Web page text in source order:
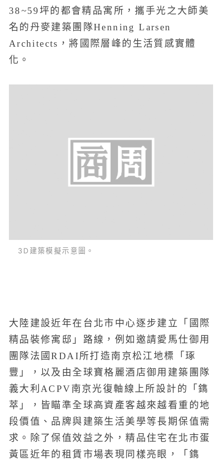
38~59坪的都會精品寓所，攜手光之大師美
名的丹麥建築團隊Henning Larsen
Architects，將國際層峰的生活質感實體
化。
3D建築模擬示意圖。
大陸建設近年在台北市中心逐步建立「國際
精品裝修寓邸」路線，例如邀請愛馬仕御用
團隊法國RDAI所打造南京松江地標「琢
豐」，以及由全球寶格麗酒店御用建築團隊
義大利ACPV南京光復軸線上所設計的「鐫
萃」，皆瞄準全球高資產客越來越看重的地
段價值、品牌與建築生活美學等長期保值需
求。除了保值效益之外，精品住宅在北市蛋
黃區近年的租賃市場表現同樣亮眼，「鐫